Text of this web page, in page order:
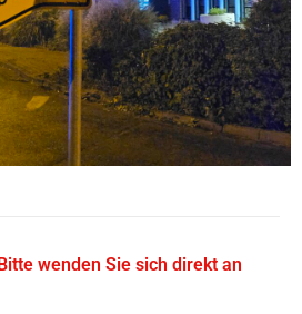
wenden Sie sich direkt an